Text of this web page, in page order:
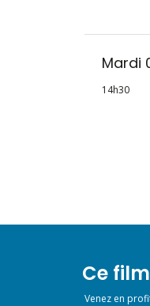
Mardi
14h30
Ce
Venez en